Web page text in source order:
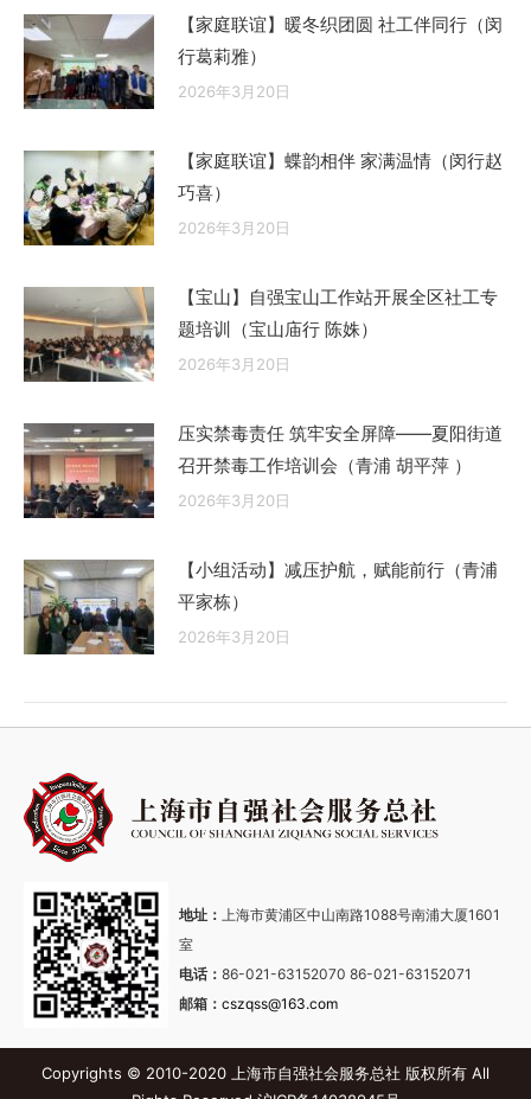
【家庭联谊】暖冬织团圆 社工伴同行（闵
行葛莉雅）
2026年3月20日
【家庭联谊】蝶韵相伴 家满温情（闵行赵
巧喜）
2026年3月20日
【宝山】自强宝山工作站开展全区社工专
题培训（宝山庙行 陈姝）
2026年3月20日
压实禁毒责任 筑牢安全屏障——夏阳街道
召开禁毒工作培训会（青浦 胡平萍 ）
2026年3月20日
【小组活动】减压护航，赋能前行（青浦
平家栋）
2026年3月20日
地址： 上海市黄浦区中山南路1088号南浦大厦1601
室
电话： 86-021-63152070 86-021-63152071
邮箱： cszqss@163.com
Copyrights © 2010-2020 上海市自强社会服务总社 版权所有 All